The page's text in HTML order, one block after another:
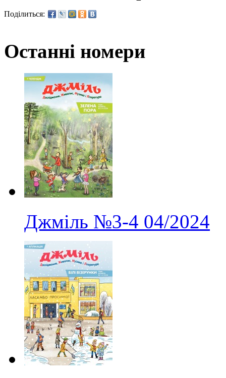
Поділиться:
Останні номери
Джміль №3-4 04/2024